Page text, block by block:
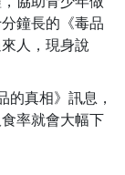
鐘長的《毒品
人，現身說
真相》訊息，
率就會大幅下